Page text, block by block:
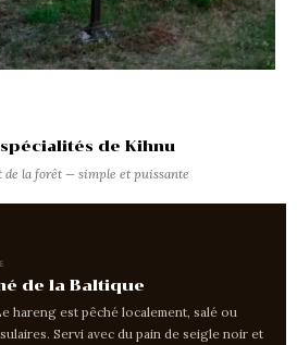
de Kihnu
la forêt — simple et puissante
de la Baltique
hareng est pêché localement, salé ou
Servi avec du pain de seigle noir et